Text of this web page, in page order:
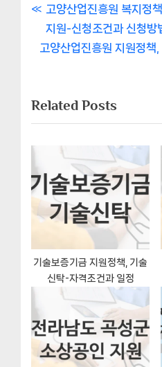
글
내
게
이
P
r
e
o
u
o
s
t
고양산업진흥원 복지정
지원-신청조건과 신청방
N
t
P
t
:
고양산업진흥원 지원정
Related Posts
기술보증기금 지원정책, 기술
신탁-자격조건과 일정